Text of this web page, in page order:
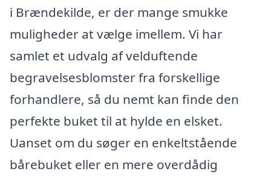
i Brændekilde, er der mange smukke
muligheder at vælge imellem. Vi har
samlet et udvalg af velduftende
begravelsesblomster fra forskellige
forhandlere, så du nemt kan finde den
perfekte buket til at hylde en elsket.
Uanset om du søger en enkeltstående
bårebuket eller en mere overdådig